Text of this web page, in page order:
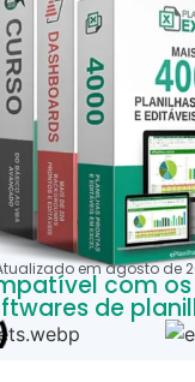
emagostode
com
de